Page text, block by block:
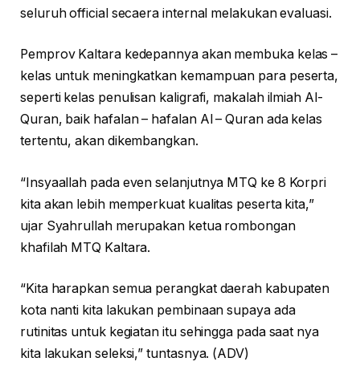
seluruh official secaera internal melakukan evaluasi.
Pemprov Kaltara kedepannya akan membuka kelas –
kelas untuk meningkatkan kemampuan para peserta,
seperti kelas penulisan kaligrafi, makalah ilmiah Al-
Quran, baik hafalan – hafalan Al – Quran ada kelas
tertentu, akan dikembangkan.
“Insyaallah pada even selanjutnya MTQ ke 8 Korpri
kita akan lebih memperkuat kualitas peserta kita,”
ujar Syahrullah merupakan ketua rombongan
khafilah MTQ Kaltara.
“Kita harapkan semua perangkat daerah kabupaten
kota nanti kita lakukan pembinaan supaya ada
rutinitas untuk kegiatan itu sehingga pada saat nya
kita lakukan seleksi,” tuntasnya. (ADV)